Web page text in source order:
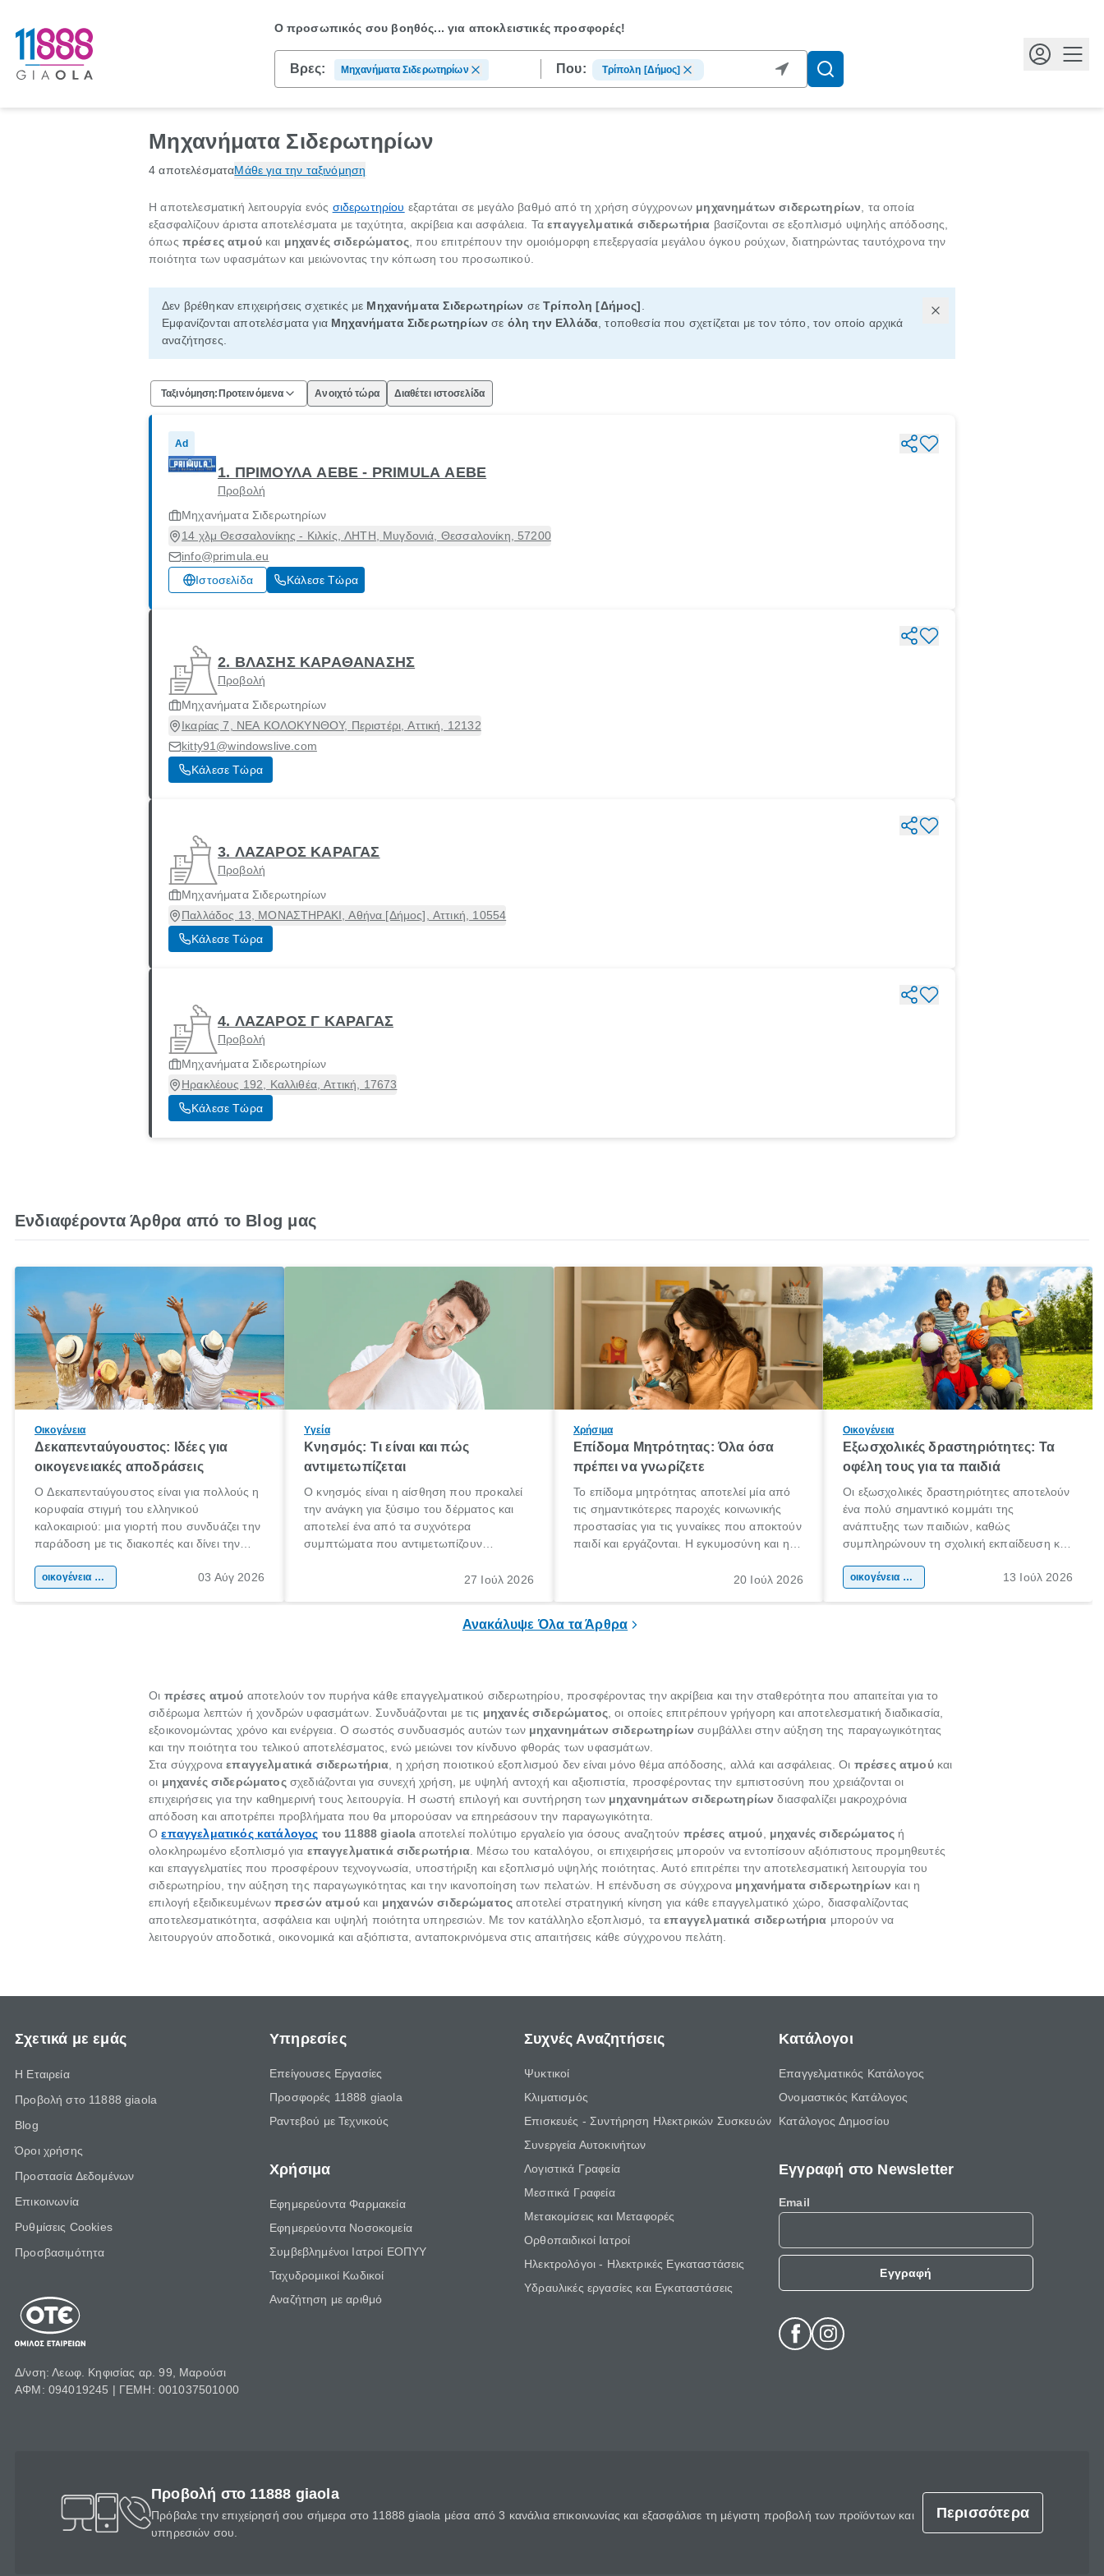
Ο προσωπικός σου βοηθός...για αποκλειστικές προσφορές!
Βρες: Μηχανήματα Σιδερωτηρίων Που: Τρίπολη [Δήμος]
Μηχανήματα Σιδερωτηρίων
4 αποτελέσματαΜάθε για την ταξινόμηση
Η αποτελεσματική λειτουργία ενός σιδερωτηρίου εξαρτάται σε μεγάλο βαθμό από τη χρήση σύγχρονων μηχανημάτων σιδερωτηρίων , τα οποία
εξασφαλίζουν άριστα αποτελέσματα με ταχύτητα, ακρίβεια και ασφάλεια. Ταεπαγγελματικά σιδερωτήρια βασίζονται σε εξοπλισμό υψηλής απόδοσης,
όπως πρέσες ατμούκαι μηχανές σιδερώματος , που επιτρέπουν την ομοιόμορφη επεξεργασία μεγάλου όγκου ρούχων, διατηρώντας ταυτόχρονα την
ποιότητα των υφασμάτων και μειώνοντας την κόπωση του προσωπικού.
Δεν βρέθηκαν επιχειρήσεις σχετικές με Μηχανήματα Σιδερωτηρίων σεΤρίπολη [Δήμος]
Εμφανίζονται αποτελέσματα για Μηχανήματα Σιδερωτηρίων σε όλη την Ελλάδα , τοποθεσία που σχετίζεται με τον τόπο, τον οποίο αρχικά
αναζήτησες.
Ταξινόμηση: Προτεινόμενα Ανοιχτό τώρα Διαθέτει ιστοσελίδα
Ad
1. ΠΡΙΜΟΥΛΑ ΑΕΒΕ - PRIMULA ΑΕΒΕ
Προβολή
Μηχανήματα Σιδερωτηρίων
14 χλμ Θεσσαλονίκης - Κιλκίς, ΛΗΤΗ, Μυγδονιά, Θεσσαλονίκη, 57200
info@primula.eu
Ιστοσελίδα
Κάλεσε Τώρα
2. ΒΛΑΣΗΣ ΚΑΡΑΘΑΝΑΣΗΣ
Προβολή
Μηχανήματα Σιδερωτηρίων
Ικαρίας 7, ΝΕΑ ΚΟΛΟΚΥΝΘΟΥ, Περιστέρι, Αττική, 12132
kitty91@windowslive.com
Κάλεσε Τώρα
3. ΛΑΖΑΡΟΣ ΚΑΡΑΓΑΣ
Προβολή
Μηχανήματα Σιδερωτηρίων
Παλλάδος 13, ΜΟΝΑΣΤΗΡΑΚΙ, Αθήνα [Δήμος], Αττική, 10554
Κάλεσε Τώρα
4. ΛΑΖΑΡΟΣ Γ ΚΑΡΑΓΑΣ
Προβολή
Μηχανήματα Σιδερωτηρίων
Ηρακλέους 192, Καλλιθέα, Αττική, 17673
Κάλεσε Τώρα
Ενδιαφέροντα Άρθρα από το Blog μας
Οικογένεια
Δεκαπενταύγουστος: Ιδέες για
οικογενειακές αποδράσεις
Ο Δεκαπενταύγουστος είναι για πολλούς η
κορυφαία στιγμή του ελληνικού
καλοκαιριού: μια γιορτή που συνδυάζει την
παράδοση με τις διακοπές και δίνει την
χώρας. Είτε πρόκειται για λίγες μέρες
οικογένεια & παιδί 03 Αύγ 2026
Υγεία
Κνησμός: Τι είναι και πώς
αντιμετωπίζεται
Ο κνησμός είναι η αίσθηση που προκαλεί
την ανάγκη για ξύσιμο του δέρματος και
αποτελεί ένα από τα συχνότερα
συμπτώματα που αντιμετωπίζουν
πληροφορίες για το «κνησμός τι είναι»,
27 Ιούλ 2026
Χρήσιμα
Επίδομα Μητρότητας: Όλα όσα
πρέπει να γνωρίζετε
Το επίδομα μητρότητας αποτελεί μία από
τις σημαντικότερες παροχές κοινωνικής
προστασίας για τις γυναίκες που αποκτούν
παιδί και εργάζονται. Η εγκυμοσύνη και η
σημαντική περίοδος στη ζωή κάθε20 Ιούλ 2026
Οικογένεια
Εξωσχολικές δραστηριότητες: Τα
οφέλη τους για τα παιδιά
Οι εξωσχολικές δραστηριότητες αποτελούν
ένα πολύ σημαντικό κομμάτι της
ανάπτυξης των παιδιών, καθώς
συμπληρώνουν τη σχολική εκπαίδευση και
της προσωπικότητας, της κοινωνικότητας
οικογένεια & παιδί 13 Ιούλ 2026
Ανακάλυψε Όλα τα Άρθρα
Οι πρέσες ατμού αποτελούν τον πυρήνα κάθε επαγγελματικού σιδερωτηρίου, προσφέροντας την ακρίβεια και την σταθερότητα που απαιτείται για το
σιδέρωμα λεπτών ή χονδρών υφασμάτων. Συνδυάζονται με τις μηχανές σιδερώματος, οι οποίες επιτρέπουν γρήγορη και αποτελεσματική διαδικασία,
εξοικονομώντας χρόνο και ενέργεια. Ο σωστός συνδυασμός αυτών των μηχανημάτων σιδερωτηρίων συμβάλλει στην αύξηση της παραγωγικότητας
και την ποιότητα του τελικού αποτελέσματος, ενώ μειώνει τον κίνδυνο φθοράς των υφασμάτων.
Στα σύγχροναεπαγγελματικά σιδερωτήρια , η χρήση ποιοτικού εξοπλισμού δεν είναι μόνο θέμα απόδοσης, αλλά και ασφάλειας. Οι πρέσες ατμούκαι
οι μηχανές σιδερώματοςσχεδιάζονται για συνεχή χρήση, με υψηλή αντοχή και αξιοπιστία, προσφέροντας την εμπιστοσύνη που χρειάζονται οι
επιχειρήσεις για την καθημερινή τους λειτουργία. Η σωστή επιλογή και συντήρηση των μηχανημάτων σιδερωτηρίων διασφαλίζει μακροχρόνια
απόδοση και αποτρέπει προβλήματα που θα μπορούσαν να επηρεάσουν την παραγωγικότητα.
Οεπαγγελματικός κατάλογος του 11888 giaola αποτελεί πολύτιμο εργαλείο για όσους αναζητούν πρέσες ατμού μηχανές σιδερώματος ή
ολοκληρωμένο εξοπλισμό για επαγγελματικά σιδερωτήρια. Μέσω του καταλόγου, οι επιχειρήσεις μπορούν να εντοπίσουν αξιόπιστους προμηθευτές
και επαγγελματίες που προσφέρουν τεχνογνωσία, υποστήριξη και εξοπλισμό υψηλής ποιότητας. Αυτό επιτρέπει την αποτελεσματική λειτουργία του
σιδερωτηρίου, την αύξηση της παραγωγικότητας και την ικανοποίηση των πελατών. Η επένδυση σε σύγχρονα μηχανήματα σιδερωτηρίων και η
επιλογή εξειδικευμένων πρεσών ατμούκαι μηχανών σιδερώματος αποτελεί στρατηγική κίνηση για κάθε επαγγελματικό χώρο, διασφαλίζοντας
αποτελεσματικότητα, ασφάλεια και υψηλή ποιότητα υπηρεσιών. Με τον κατάλληλο εξοπλισμό, ταεπαγγελματικά σιδερωτήρια μπορούν να
λειτουργούν αποδοτικά, οικονομικά και αξιόπιστα, ανταποκρινόμενα στις απαιτήσεις κάθε σύγχρονου πελάτη.
Σχετικά με εμάς
Η Εταιρεία
Προβολή στο 11888 giaola
Blog
Όροι χρήσης
Προστασία Δεδομένων
Επικοινωνία
Ρυθμίσεις Cookies
Προσβασιμότητα
Δ/νση: Λεωφ. Κηφισίας αρ. 99, Μαρούσι
ΑΦΜ: 094019245 | ΓΕΜΗ: 001037501000
Υπηρεσίες
Επείγουσες Εργασίες
Προσφορές 11888 giaola
Ραντεβού με Τεχνικούς
Χρήσιμα
Εφημερεύοντα Φαρμακεία
Εφημερεύοντα Νοσοκομεία
Συμβεβλημένοι Ιατροί ΕΟΠΥΥ
Ταχυδρομικοί Κωδικοί
Αναζήτηση με αριθμό
Συχνές Αναζητήσεις
Ψυκτικοί
Κλιματισμός
Επισκευές - Συντήρηση Ηλεκτρικών Συσκευών
Συνεργεία Αυτοκινήτων
Λογιστικά Γραφεία
Μεσιτικά Γραφεία
Μετακομίσεις και Μεταφορές
Ορθοπαιδικοί Ιατροί
Ηλεκτρολόγοι - Ηλεκτρικές Εγκαταστάσεις
Υδραυλικές εργασίες και Εγκαταστάσεις
Κατάλογοι
Επαγγελματικός Κατάλογος
Ονομαστικός Κατάλογος
Κατάλογος Δημοσίου
Εγγραφή στο Newsletter
Email
Εγγραφή
Προβολή στο 11888 giaola
Πρόβαλε την επιχείρησή σου σήμερα στο 11888 giaola μέσα από 3 κανάλια επικοινωνίας και εξασφάλισε τη μέγιστη προβολή των προϊόντων και
υπηρεσιών σου.
Περισσότερα